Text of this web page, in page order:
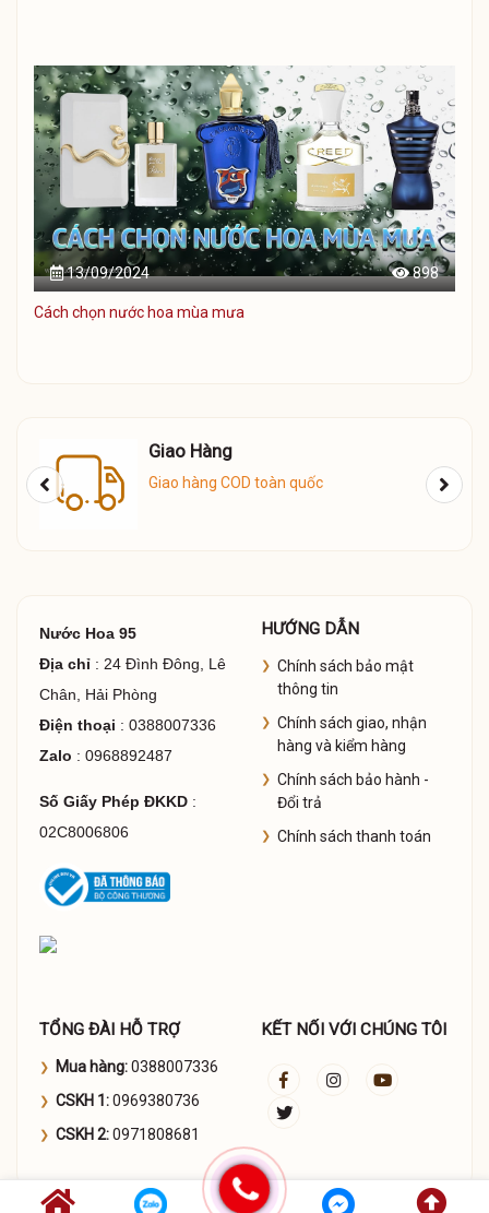
13/09/2024 898
Cách chọn nước hoa mùa mưa
Giao Hàng
Giao hàng COD toàn quốc
Nước Hoa 95
Địa chỉ : 24 Đình Đông, Lê
Chân, Hải Phòng
Điện thoại : 0388007336
Zalo : 0968892487
Số Giấy Phép ĐKKD:
02C8006806
HƯỚNG DẪN
Chính sách bảo mật
thông tin
Chính sách giao, nhận
hàng và kiểm hàng
Chính sách bảo hành -
Đổi trả
Chính sách thanh toán
TỔNG ĐÀI HỖ TRỢ
Mua hàng:0388007336
CSKH 1:0969380736
CSKH 2:0971808681
KẾT NỐI VỚI CHÚNG TÔI